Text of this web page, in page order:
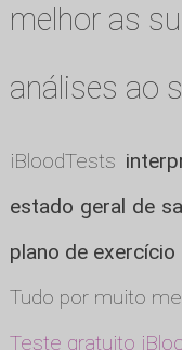
melhor as
análises ao
iBloodTests
estado geral de
plano de
Tudo por muito
Teste gratuito